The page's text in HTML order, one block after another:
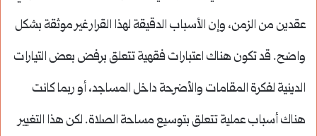
عقدين من الزمن، وإن الأسباب الدقيقة لهذا القرار غير موثقة بشكل
واضح. قد تكون هناك اعتبارات فقهية تتعلق برفض بعض التيارات
الدينية لفكرة المقامات والأضرحة داخل المساجد، أو ربما كانت
هناك أسباب عملية تتعلق بتوسيع مساحة الصلاة. لكن هذا التغيير